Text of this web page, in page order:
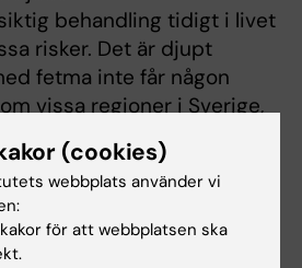
behandling tidigt i livet
risker. Det är djupt
fetma inte får någon
vissa regioner i Sverige,
, doktorand vid
Vetenskap,
Karolinska Institutet,
författare.
(cookies)
webbplats använder vi
kakor för att webbplatsen ska